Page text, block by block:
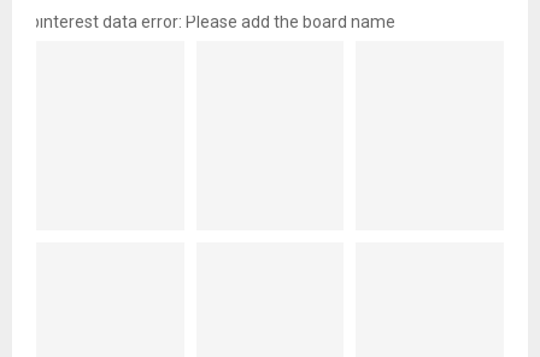
pinterest data error: Please add the board name